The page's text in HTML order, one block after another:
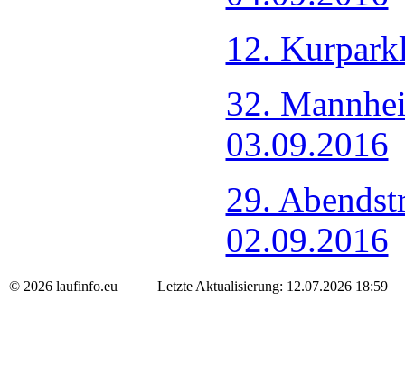
12.
32.
03.09.2016
29.
02.09.2016
© 2026 laufinfo.eu Letzte Aktualisierung: 12.07.2026